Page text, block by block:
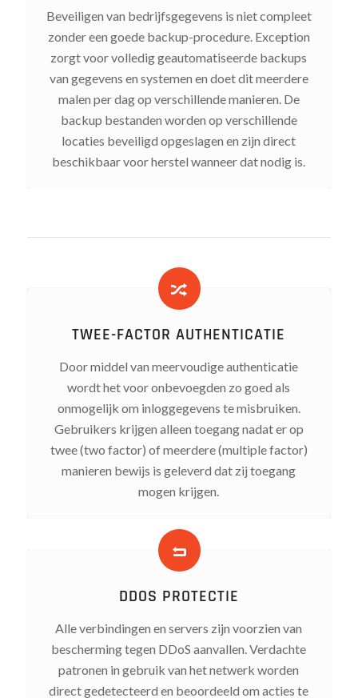
Beveiligen van bedrijfsgegevens is niet compleet
zonder een goede backup-procedure. Exception
zorgt voor volledig geautomatiseerde backups
van gegevens en systemen en doet dit meerdere
malen per dag op verschillende manieren. De
backup bestanden worden op verschillende
locaties beveiligd opgeslagen en zijn direct
beschikbaar voor herstel wanneer dat nodig is.
TWEE-FACTOR AUTHENTICATIE
Door middel van meervoudige authenticatie
wordt het voor onbevoegden zo goed als
onmogelijk om inloggegevens te misbruiken.
Gebruikers krijgen alleen toegang nadat er op
twee (two factor) of meerdere (multiple factor)
manieren bewijs is geleverd dat zij toegang
mogen krijgen.
DDOS PROTECTIE
Alle verbindingen en servers zijn voorzien van
bescherming tegen DDoS aanvallen. Verdachte
patronen in gebruik van het netwerk worden
direct gedetecteerd en beoordeeld om acties te